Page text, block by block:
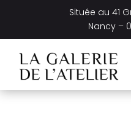
Située au 41
Nancy –